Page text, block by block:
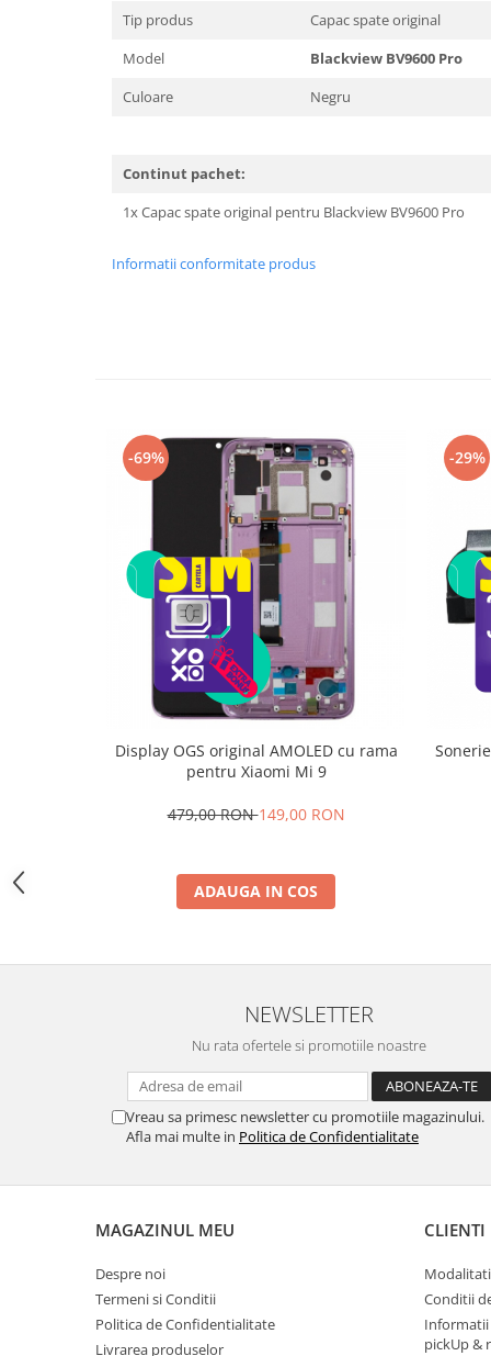
Tablete pentru copii
Mini Video Camera
Accesorii Camere Supraveghere
Casti Profesionale
Ceasuri si Inele smart, bratari
Ceasuri Smart pentru copii
Bratari Fitness
Accesorii Smartwatch
Trotinete
Produse Ingrijire Personala
Accesorii Gadgets
Drone cu Camera
Baterii externe
Accesorii Auto
Cititoare Cod Bare
Navigații auto dedicate
Power station - Stații de energie
Tip produs
Capac spate original
Model
Blackview BV9600 Pro
Culoare
Negru
Continut pachet:
1x Capac spate original pentru Blackview BV9600 Pro
Informatii conformitate produs
-69%
Display OGS original AMOLED cu rama
pentru Xiaomi Mi 9
479,00 RON149,00 RON
ADAUGA IN COS
-29%
NEWSLETTER
Nu rata ofertele si promotiile noastre
Vreau sa primesc newsletter cu promotiile magazinului.
Afla mai multe in Politica de Confidentialitate
MAGAZINUL MEU
Despre noi
Termeni si Conditii
Politica de Confidentialitate
Livrarea produselor
CLIENTI
Conditii
Informatii
pickUp &